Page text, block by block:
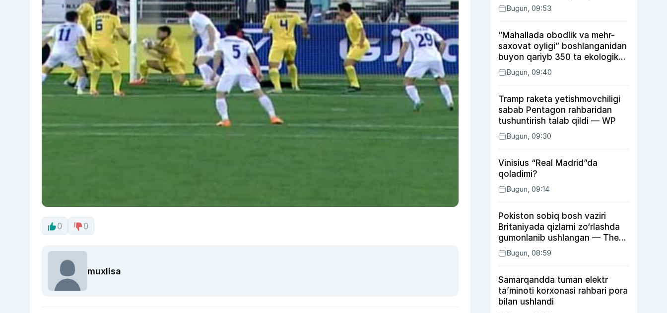
0 0
muxlisa
Bugun, 09:53
“Mahallada obodlik va mehr-
saxovat oyligi” boshlanganidan
buyon qariyb 350 ta ekologik
huquqbuzarlik aniqlandi
Bugun, 09:40
Tramp raketa yetishmovchiligi
sabab Pentagon rahbaridan
tushuntirish talab qildi — WP
Bugun, 09:30
Vinisius “Real Madrid”da
qoladimi?
Bugun, 09:14
Pokiston sobiq bosh vaziri
Britaniyada qizlarni zo‘rlashda
gumonlanib ushlangan — The
Guardian
Bugun, 08:59
Samarqandda tuman elektr
ta’minoti korxonasi rahbari pora
bilan ushlandi